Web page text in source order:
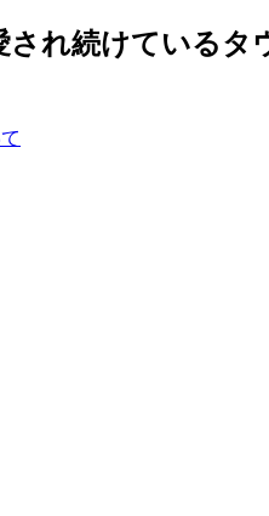
れ続けている